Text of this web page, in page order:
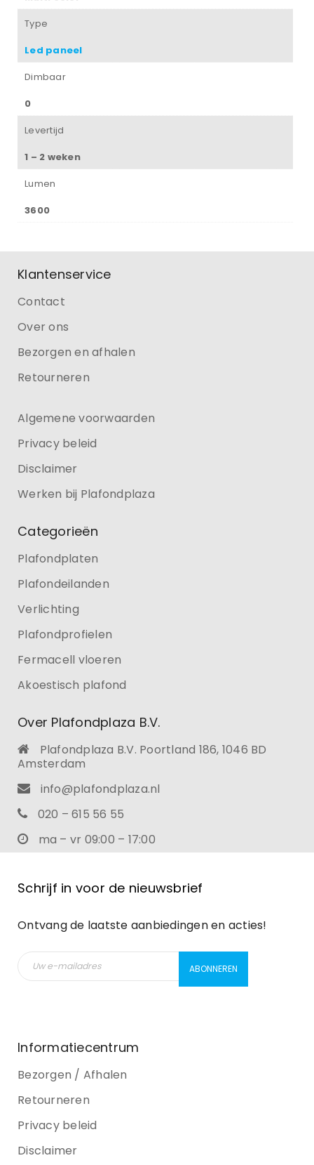
Type
Led paneel
Dimbaar
0
Levertijd
1 – 2 weken
Lumen
3600
Klantenservice
Contact
Over ons
Bezorgen en afhalen
Retourneren
Algemene voorwaarden
Privacy beleid
Disclaimer
Werken bij Plafondplaza
Categorieën
Plafondplaten
Plafondeilanden
Verlichting
Plafondprofielen
Fermacell vloeren
Akoestisch plafond
Over Plafondplaza B.V.
Plafondplaza B.V. Poortland 186, 1046 BD
Amsterdam
info@plafondplaza.nl
020 – 615 56 55
ma – vr 09:00 – 17:00
Schrijf in voor de nieuwsbrief
Ontvang de laatste aanbiedingen en acties!
Informatiecentrum
Bezorgen / Afhalen
Retourneren
Privacy beleid
Disclaimer